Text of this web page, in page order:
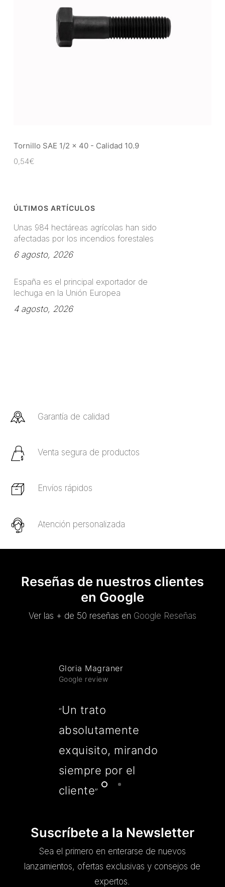
Tornillo SAE 1/2 x 40 - Calidad 10.9
0,54€
ÚLTIMOS ARTÍCULOS
Unas 984 hectáreas agrícolas han sido
afectadas por los incendios forestales
6 agosto, 2026
España es el principal exportador de
lechuga en la Unión Europea
4 agosto, 2026
Garantía de calidad
Venta segura de productos
Envíos rápidos
Atención personalizada
Reseñas de nuestros clientes
en Google
Ver las + de 50 reseñas en Google Reseñas
Gloria Magraner
Google review
“Un trato
absolutamente
exquisito, mirando
siempre por el
cliente”
Suscríbete a la Newsletter
Sea el primero en enterarse de nuevos
lanzamientos, ofertas exclusivas y consejos de
expertos.